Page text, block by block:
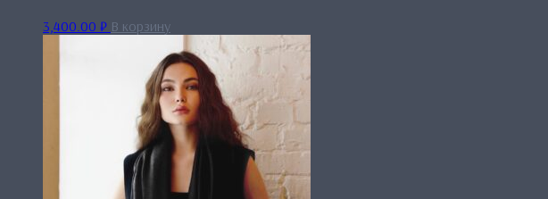
3,400.00 ₽ В корзину